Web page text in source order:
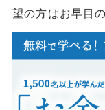
望の方はお早目